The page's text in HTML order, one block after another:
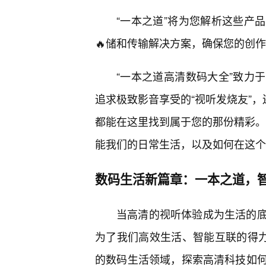
“一本之道”将为您解析这些产
🔥储和传输解决方案，确保您的创
“一本之道高清数码大全”致力
追求极致影音享受的“视听发烧友”
都能在这里找到属于您的那份精彩
能我们的日常生活，以及如何在这
数码生活新篇章：一本之道，
当高清的视听体验成为生活的
为了我们高效生活、智能互联的得
的数码生活领域，探索高清科技如